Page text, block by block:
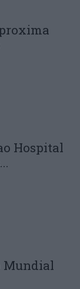
Hospital
Mundial